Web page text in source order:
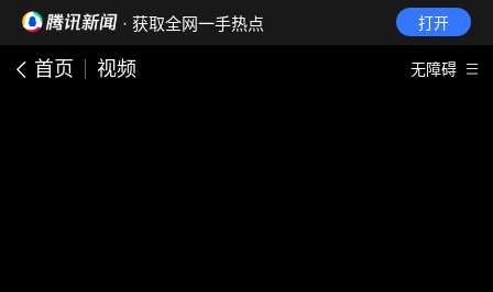
· 获取全网一手热点 打开
首页 视频 无障碍